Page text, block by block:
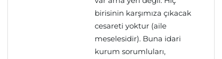
birisinin karşımıza çıkacak
cesareti yoktur (aile
meselesidir). Buna idari
kurum sorumluları,